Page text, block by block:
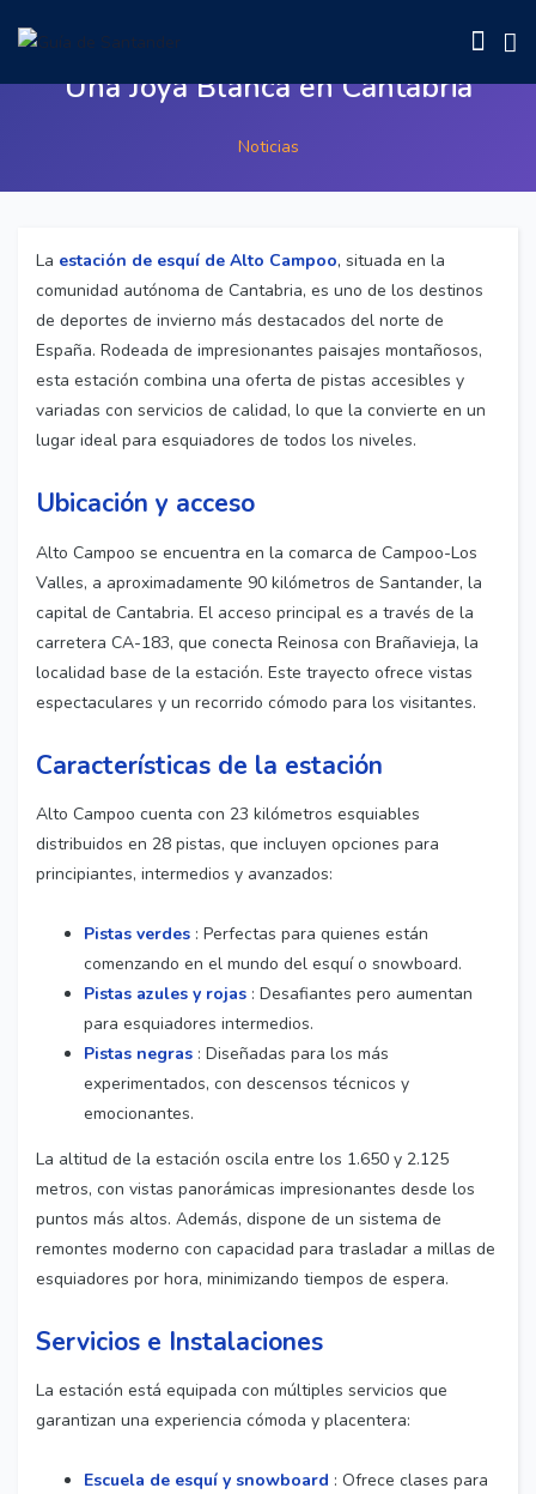
Estación de Esquí de Alto Campoo:
Una Joya Blanca en Cantabria
Noticias
La estación de esquí de Alto Campoo, situada en la
comunidad autónoma de Cantabria, es uno de los destinos
de deportes de invierno más destacados del norte de
España. Rodeada de impresionantes paisajes montañosos,
esta estación combina una oferta de pistas accesibles y
variadas con servicios de calidad, lo que la convierte en un
lugar ideal para esquiadores de todos los niveles.
Ubicación y acceso
Alto Campoo se encuentra en la comarca de Campoo-Los
Valles, a aproximadamente 90 kilómetros de Santander, la
capital de Cantabria. El acceso principal es a través de la
carretera CA-183, que conecta Reinosa con Brañavieja, la
localidad base de la estación. Este trayecto ofrece vistas
espectaculares y un recorrido cómodo para los visitantes.
Características de la estación
Alto Campoo cuenta con 23 kilómetros esquiables
distribuidos en 28 pistas, que incluyen opciones para
principiantes, intermedios y avanzados:
Pistas verdes : Perfectas para quienes están
comenzando en el mundo del esquí o snowboard.
Pistas azules y rojas : Desafiantes pero aumentan
para esquiadores intermedios.
Pistas negras : Diseñadas para los más
experimentados, con descensos técnicos y
emocionantes.
La altitud de la estación oscila entre los 1.650 y 2.125
metros, con vistas panorámicas impresionantes desde los
puntos más altos. Además, dispone de un sistema de
remontes moderno con capacidad para trasladar a millas de
esquiadores por hora, minimizando tiempos de espera.
Servicios e Instalaciones
La estación está equipada con múltiples servicios que
garantizan una experiencia cómoda y placentera:
Escuela de esquí y snowboard : Ofrece clases para